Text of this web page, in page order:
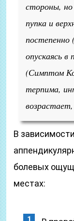
стороны,
пупка и
постепенно
опускаясь
(Симптом
терпима,
В
болевых
местах: